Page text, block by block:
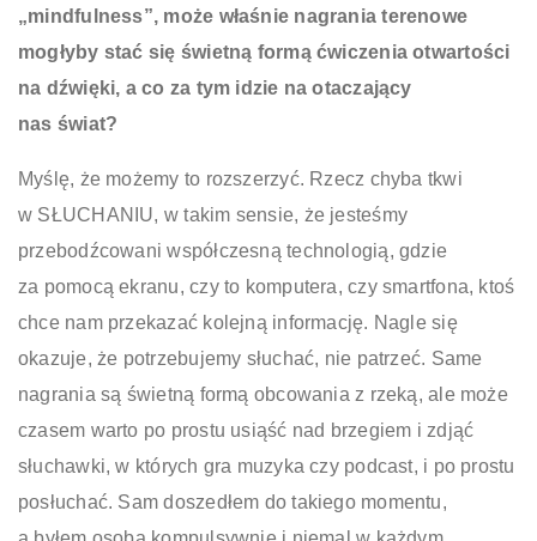
„mindfulness”, może właśnie nagrania terenowe
mogłyby stać się świetną formą ćwiczenia otwartości
na dźwięki, a co za tym idzie na otaczający
nas świat?
Myślę, że możemy to rozszerzyć. Rzecz chyba tkwi
w SŁUCHANIU, w takim sensie, że jesteśmy
przebodźcowani współczesną technologią, gdzie
za pomocą ekranu, czy to komputera, czy smartfona, ktoś
chce nam przekazać kolejną informację. Nagle się
okazuje, że potrzebujemy słuchać, nie patrzeć. Same
nagrania są świetną formą obcowania z rzeką, ale może
czasem warto po prostu usiąść nad brzegiem i zdjąć
słuchawki, w których gra muzyka czy podcast, i po prostu
posłuchać. Sam doszedłem do takiego momentu,